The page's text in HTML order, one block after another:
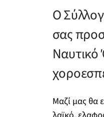
Ο
σας
Ναυτικό
Μαζί μας θα